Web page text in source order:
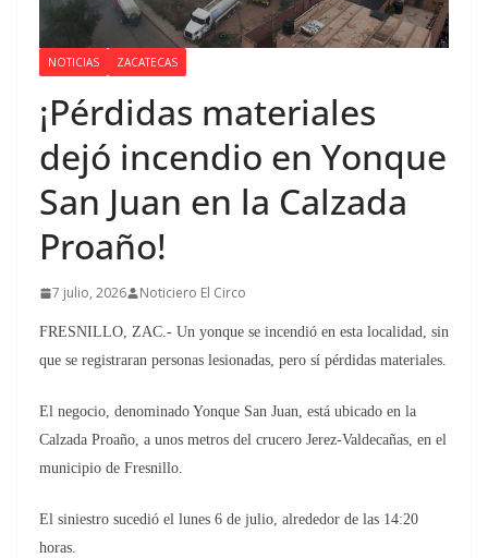
NOTICIAS ZACATECAS
¡Pérdidas materiales
dejó incendio en Yonque
San Juan en la Calzada
Proaño!
7 julio, 2026 Noticiero El Circo
FRESNILLO, ZAC.- Un yonque se incendió en esta localidad, sin
que se registraran personas lesionadas, pero sí pérdidas materiales.
El negocio, denominado Yonque San Juan, está ubicado en la
Calzada Proaño, a unos metros del crucero Jerez-Valdecañas, en el
municipio de Fresnillo.
El siniestro sucedió el lunes 6 de julio, alrededor de las 14:20
horas.